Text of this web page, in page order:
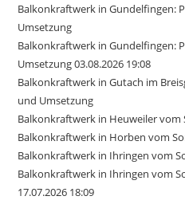
Balkonkraftwerk in Gundelfingen:
Umsetzung
Balkonkraftwerk in Gundelfingen:
Umsetzung 03.08.2026 19:08
Balkonkraftwerk in Gutach im
und Umsetzung
Balkonkraftwerk in Heuweiler vom
Balkonkraftwerk in Horben vom
Balkonkraftwerk in Ihringen vom
Balkonkraftwerk in Ihringen vom
17.07.2026 18:09